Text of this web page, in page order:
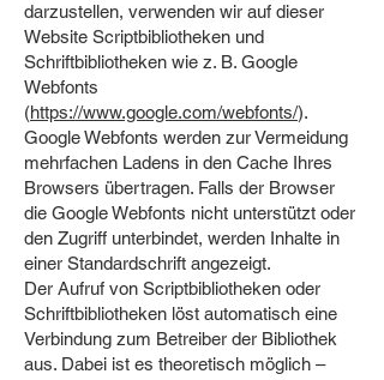
darzustellen, verwenden wir auf dieser
Website Scriptbibliotheken und
Schriftbibliotheken wie z. B. Google
Webfonts
(https://www.google.com/webfonts/).
Google Webfonts werden zur Vermeidung
mehrfachen Ladens in den Cache Ihres
Browsers übertragen. Falls der Browser
die Google Webfonts nicht unterstützt oder
den Zugriff unterbindet, werden Inhalte in
einer Standardschrift angezeigt.
Der Aufruf von Scriptbibliotheken oder
Schriftbibliotheken löst automatisch eine
Verbindung zum Betreiber der Bibliothek
aus. Dabei ist es theoretisch möglich –